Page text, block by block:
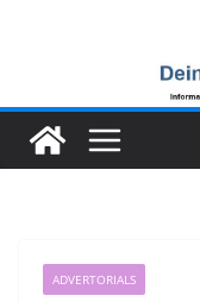
ADVERTORIALS